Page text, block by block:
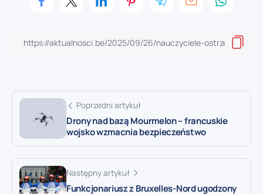
Poprzedni artykuł
Drony nad bazą Mourmelon – francuskie
wojsko wzmacnia bezpieczeństwo
Następny artykuł
Funkcjonariusz z Bruxelles-Nord ugodzony